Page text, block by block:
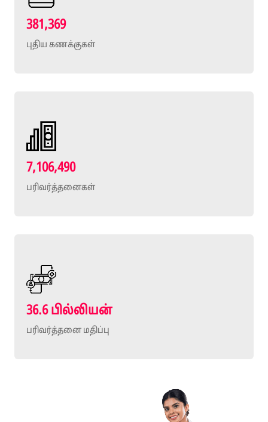
381,369
புதிய கணக்குகள்
7,106,490
பரிவர்த்தனைகள்
36.6 பில்லியன்
பரிவர்த்தனை மதிப்பு